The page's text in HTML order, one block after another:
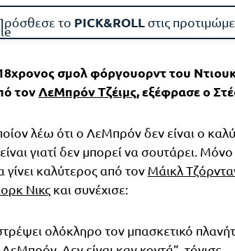
το PICK&ROLL στις
σμολ φόργουορντ του
τονΛεΜπρόν Τζέιμς, εξέφρασε ο
λέω ότι ο ΛεΜπρόν δεν είναι ο
γιατί δεν μπορεί να σουτάρει.
γίνει καλύτερος από τον Μάικλ
Νικς και συνέχισε:
ολόκληρο τον μπασκετικό